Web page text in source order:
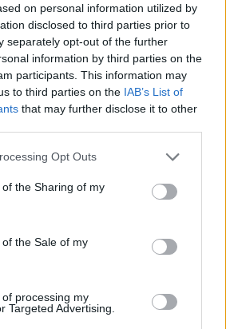
on personal information utilized by
disclosed to third parties prior to
separately opt-out of the further
information by third parties on the
participants. This information may
to third parties on the IAB’s List of
that may further disclose it to other
Opt Outs
the Sharing of my
the Sale of my
processing my
Targeted Advertising.
szombat
le a budapesti
az egyik kocsira,
– videóval